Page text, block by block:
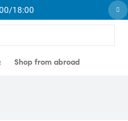
18:00
Shop from abroad